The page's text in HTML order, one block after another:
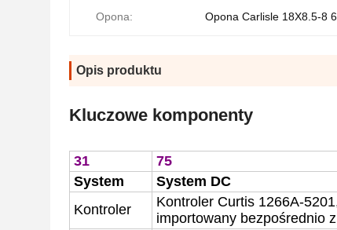
Opona: Opona Carlisle 18X8.5-8
Opis produktu
Kluczowe komponenty
31
75
System
System DC
Kontroler
Kontroler Curtis 1266A-5201
importowany bezpośrednio